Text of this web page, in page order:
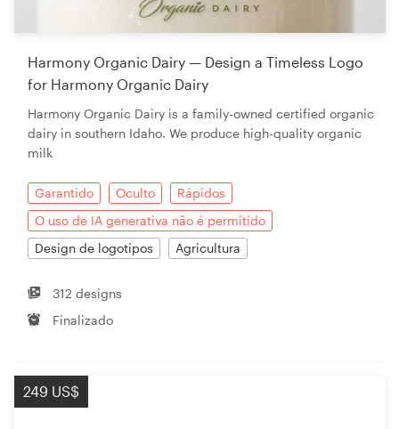
Harmony Organic Dairy — Design a Timeless Logo
for Harmony Organic Dairy
Harmony Organic Dairy is a family-owned certified organic
dairy in southern Idaho. We produce high-quality organic
milk
Garantido Oculto
Rápidos
O uso de IA generativa não é permitido
Design de logotipos
Agricultura
312 designs
Finalizado
249 US$